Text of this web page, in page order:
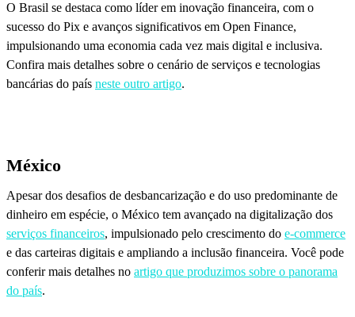
O Brasil se destaca como líder em inovação financeira, com o
sucesso do Pix e avanços significativos em Open Finance,
impulsionando uma economia cada vez mais digital e inclusiva.
Confira mais detalhes sobre o cenário de serviços e tecnologias
bancárias do país neste outro artigo.
México
Apesar dos desafios de desbancarização e do uso predominante de
dinheiro em espécie, o México tem avançado na digitalização dos
serviços financeiros, impulsionado pelo crescimento do e-commerce
e das carteiras digitais e ampliando a inclusão financeira. Você pode
conferir mais detalhes no artigo que produzimos sobre o panorama
do país.